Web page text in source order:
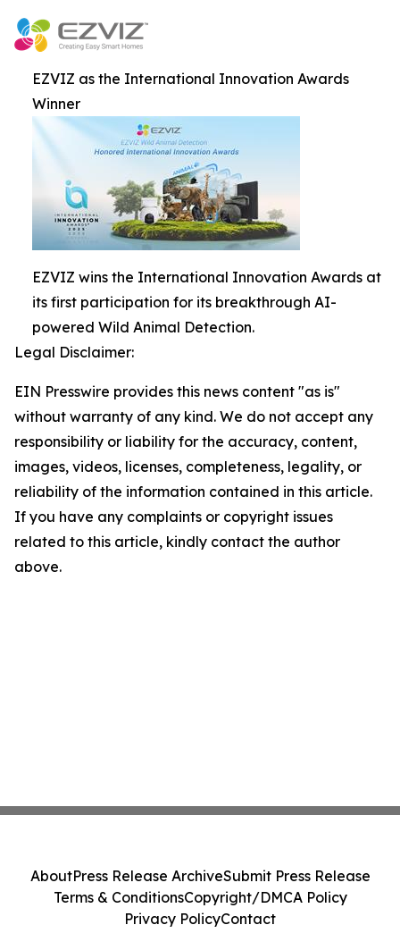
EZVIZ as the International Innovation Awards
Winner
EZVIZ wins the International Innovation Awards at
its first participation for its breakthrough AI-
powered Wild Animal Detection.
Legal Disclaimer:
EIN Presswire provides this news content "as is"
without warranty of any kind. We do not accept any
responsibility or liability for the accuracy, content,
images, videos, licenses, completeness, legality, or
reliability of the information contained in this article.
If you have any complaints or copyright issues
related to this article, kindly contact the author
above.
AboutPress Release ArchiveSubmit Press Release
Terms & ConditionsCopyright/DMCA Policy
Privacy PolicyContact